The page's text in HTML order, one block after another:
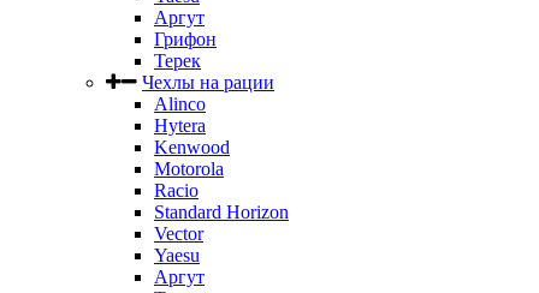
Аргут
Грифон
Терек
Чехлы на рации
Alinco
Hytera
Kenwood
Motorola
Racio
Standard Horizon
Vector
Yaesu
Аргут